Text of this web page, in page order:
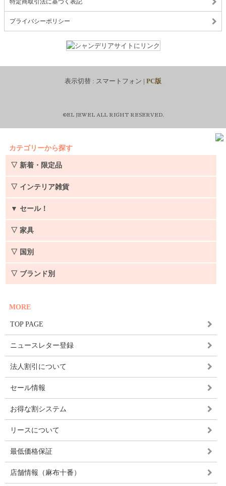
特定商取引法に基づく表記
プライバシーポリシー
表示切替 : スマートフォン | PC版
©EL JEWEL ALL RIGHT RESERVED.
カテゴリーから探す
▽ 新着・限定品
▽ インテリア雑貨
▼ セール！
▽ 家具
▽ 国別
▽ ブランド別
MORE
TOP PAGE
ニュースレター登録
法人割引について
セール情報
お得な割システム
リースについて
最低価格保証
店舗情報（麻布十番）